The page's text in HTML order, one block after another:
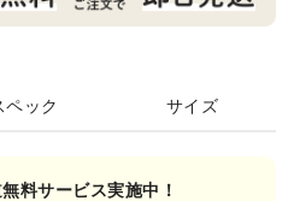
ペック サイズ
料サービス実施中！